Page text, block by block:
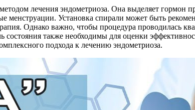
лечения эндометриоза. Она выделяет гормон
менструации. Установка спирали может быть
Однако важно, чтобы процедура проводилась
также необходимы для оценки
подхода к лечению эндометриоза.